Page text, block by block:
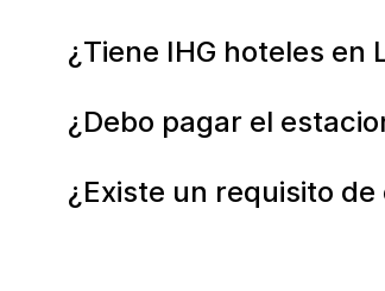
¿Tiene IHG hoteles
¿Debo pagar el
¿Existe un requisito